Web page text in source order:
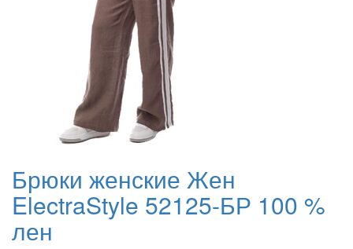
Брюки женские Жен
ElectraStyle 52125-БР 100 %
лен